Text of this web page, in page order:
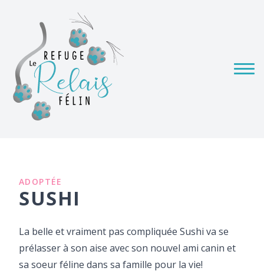
ADOPTÉE
SUSHI
La belle et vraiment pas compliquée Sushi va se
prélasser à son aise avec son nouvel ami canin et
sa soeur féline dans sa famille pour la vie!